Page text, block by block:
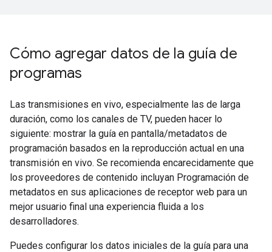
Cómo agregar datos de la guía de
programas
Las transmisiones en vivo, especialmente las de larga
duración, como los canales de TV, pueden hacer lo
siguiente: mostrar la guía en pantalla/metadatos de
programación basados en la reproducción actual en una
transmisión en vivo. Se recomienda encarecidamente que
los proveedores de contenido incluyan Programación de
metadatos en sus aplicaciones de receptor web para un
mejor usuario final una experiencia fluida a los
desarrolladores.
Puedes configurar los datos iniciales de la guía para una